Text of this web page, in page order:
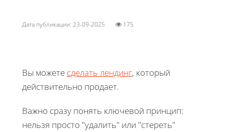
Дата публикации: 23-09-2025 175
Вы можете сделать лендинг, который
действительно продает.
Важно сразу понять ключевой принцип:
нельзя просто "удалить" или "стереть"